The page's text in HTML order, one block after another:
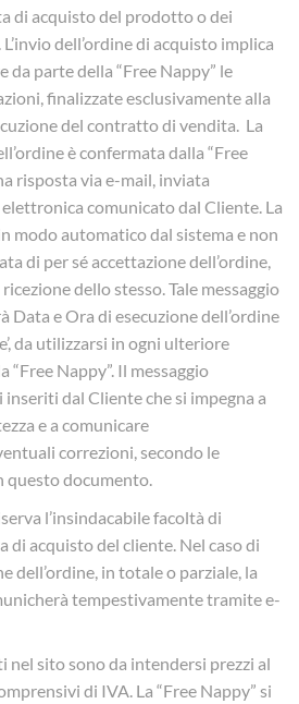
di acquisto del prodotto o dei
dell’ordine di acquisto implica
da parte della “Free Nappy” le
finalizzate esclusivamente alla
del contratto di vendita. La
è confermata dalla “Free
risposta via e-mail, inviata
comunicato dal Cliente. La
modo automatico dal sistema e non
di per sé accettazione dell’ordine,
dello stesso. Tale messaggio
Data e Ora di esecuzione dell’ordine
da utilizzarsi in ogni ulteriore
“Free Nappy”. Il messaggio
dal Cliente che si impegna a
e a comunicare
correzioni, secondo le
questo documento.
l’insindacabile facoltà di
di acquisto del cliente. Nel caso di
dell’ordine, in totale o parziale, la
tempestivamente tramite e-
nel sito sono da intendersi prezzi al
di IVA. La “Free Nappy” si